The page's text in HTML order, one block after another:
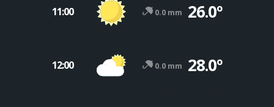
11:00 0.0 mm 26.0º
12:00 0.0 mm 28.0º